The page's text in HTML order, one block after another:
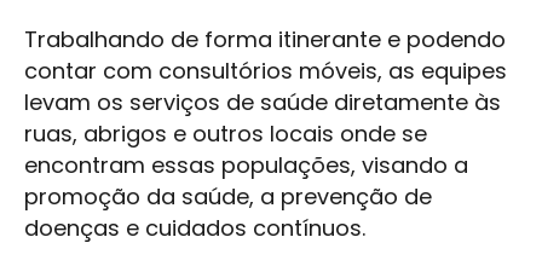
Trabalhando de forma itinerante e podendo
contar com consultórios móveis, as equipes
levam os serviços de saúde diretamente às
ruas, abrigos e outros locais onde se
encontram essas populações, visando a
promoção da saúde, a prevenção de
doenças e cuidados contínuos.